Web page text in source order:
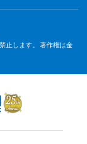
止します。 著作権は金